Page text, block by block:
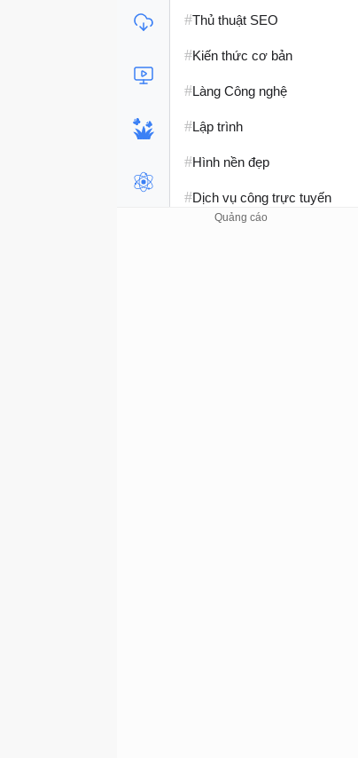
#Thủ thuật SEO
#Kiến thức cơ bản
#Làng Công nghệ
#Lập trình
#Hình nền đẹp
#Dịch vụ công trực tuyến